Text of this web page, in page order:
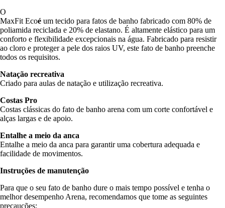
O
MaxFit Ecoé um tecido para fatos de banho fabricado com 80% de
poliamida reciclada e 20% de elastano. É altamente elástico para um
conforto e flexibilidade excepcionais na água. Fabricado para resistir
ao cloro e proteger a pele dos raios UV, este fato de banho preenche
todos os requisitos.
Natação recreativa
Criado para aulas de natação e utilização recreativa.
Costas Pro
Costas clássicas do fato de banho arena com um corte confortável e
alças largas e de apoio.
Entalhe a meio da anca
Entalhe a meio da anca para garantir uma cobertura adequada e
facilidade de movimentos.
Instruções de manutenção
Para que o seu fato de banho dure o mais tempo possível e tenha o
melhor desempenho Arena, recomendamos que tome as seguintes
precauções: